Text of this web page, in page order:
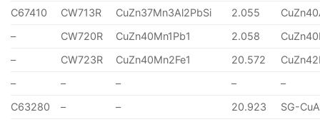
C67410
CW713R CuZn37Mn3Al2PbSi 2.055
–
CW720R CuZn40Mn1Pb1 2.058
–
CW723R CuZn40Mn2Fe1 20.572
–
– – –
–
C63280
– – 20.923 SG-